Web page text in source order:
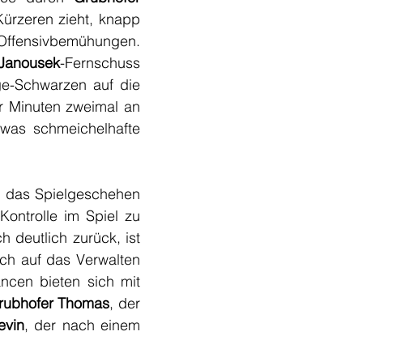
zieht, knapp
-Fernschuss
Schwarzen auf die
Minuten zweimal an
schmeichelhafte
Spielgeschehen
im Spiel zu
deutlich zurück, ist
auf das Verwalten
bieten sich mit
Thomas, der
, der nach einem